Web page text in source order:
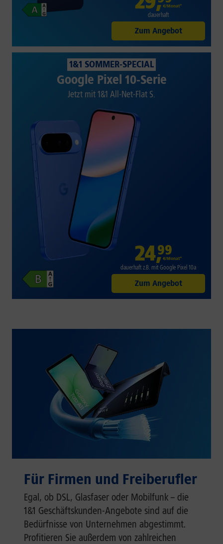
€/Monat*
dauerhaft
Zum Angebot
1&1 SOMMER-SPECIAL
Google Pixel 10-Serie
Jetzt mit 1&1 All-Net-Flat S.
24,99
€/Monat*
dauerhaft z.B. mit Google Pixel 10a
Zum Angebot
Für Firmen und Freiberufler
Egal, ob DSL, Glasfaser oder Mobilfunk – die
1&1 Geschäftskunden-Angebote sind auf die
Bedürfnisse von Unternehmen abgestimmt.
Profitieren Sie außerdem von zahlreichen